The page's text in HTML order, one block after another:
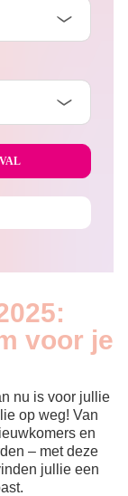
voor je
nu is voor jullie
op weg! Van
en
– met deze
jullie een